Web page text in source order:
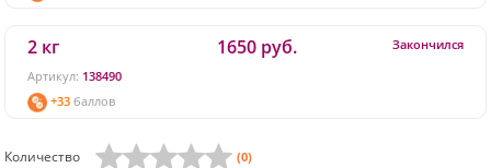
2 кг
Артикул: 138490
+33 баллов
1650 руб. Закончился
Количество (0)